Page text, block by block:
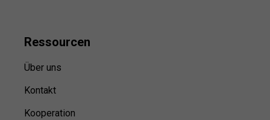
Ressourcen
Über uns
Kontakt
Kooperation